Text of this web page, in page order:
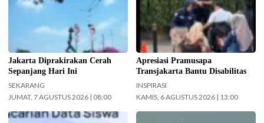
Jakarta hari ini. (Foto: Doc-
Jakarta Diprakirakan Cerah
Sepanjang Hari Ini
SEKARANG
JUMAT, 7 AGUSTUS 2026 | 08:00
disabilitas.(Foto: Istimewa-
beritajakarta.id)
Apresiasi Pramusapa
Transjakarta Bantu Disabilitas
INSPIRASI
KAMIS, 6 AGUSTUS 2026 | 13:00
Kemendikdasmen gerak cepat